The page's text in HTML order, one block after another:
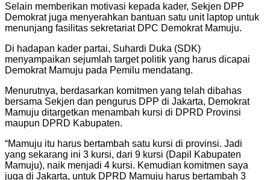
Selain memberikan motivasi kepada kader, Sekjen DPP
Demokrat juga menyerahkan bantuan satu unit laptop untuk
menunjang fasilitas sekretariat DPC Demokrat Mamuju.
Di hadapan kader partai, Suhardi Duka (SDK)
menyampaikan sejumlah target politik yang harus dicapai
Demokrat Mamuju pada Pemilu mendatang.
Menurutnya, berdasarkan komitmen yang telah dibahas
bersama Sekjen dan pengurus DPP di Jakarta, Demokrat
Mamuju ditargetkan menambah kursi di DPRD Provinsi
maupun DPRD Kabupaten.
“Mamuju itu harus bertambah satu kursi di provinsi. Jadi
yang sekarang ini 3 kursi, dari 9 kursi (Dapil Kabupaten
Mamuju), naik menjadi 4 kursi. Kemudian komitmen saya
juga di Jakarta, untuk DPRD Mamuju harus bertambah 3